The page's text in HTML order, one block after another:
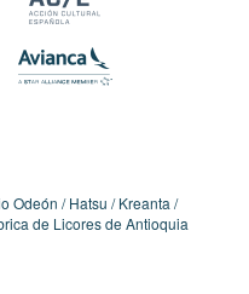
Odeón Hatsu
Kreanta
de Licores de Antioquia